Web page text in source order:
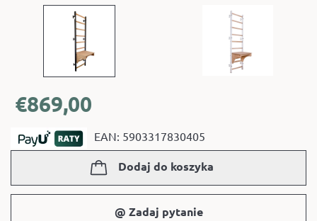
€869,00
EAN: 5903317830405
Dodaj do koszyka
@ Zadaj pytanie